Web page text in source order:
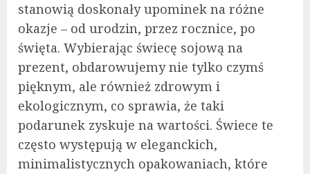
stanowią doskonały upominek na różne
okazje – od urodzin, przez rocznice, po
święta. Wybierając świecę sojową na
prezent, obdarowujemy nie tylko czymś
pięknym, ale również zdrowym i
ekologicznym, co sprawia, że taki
podarunek zyskuje na wartości. Świece te
często występują w eleganckich,
minimalistycznych opakowaniach, które